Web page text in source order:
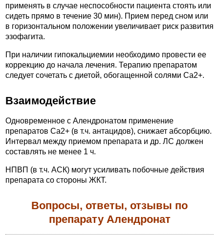
применять в случае неспособности пациента стоять или
сидеть прямо в течение 30 мин). Прием перед сном или
в горизонтальном положении увеличивает риск развития
эзофагита.
При наличии гипокальциемии необходимо провести ее
коррекцию до начала лечения. Терапию препаратом
следует сочетать с диетой, обогащенной солями Ca2+.
Взаимодействие
Одновременное с Алендронатом применение
препаратов Ca2+ (в т.ч. антацидов), снижает абсорбцию.
Интервал между приемом препарата и др. ЛС должен
составлять не менее 1 ч.
НПВП (в т.ч. АСК) могут усиливать побочные действия
препарата со стороны ЖКТ.
Вопросы, ответы, отзывы по
препарату Алендронат